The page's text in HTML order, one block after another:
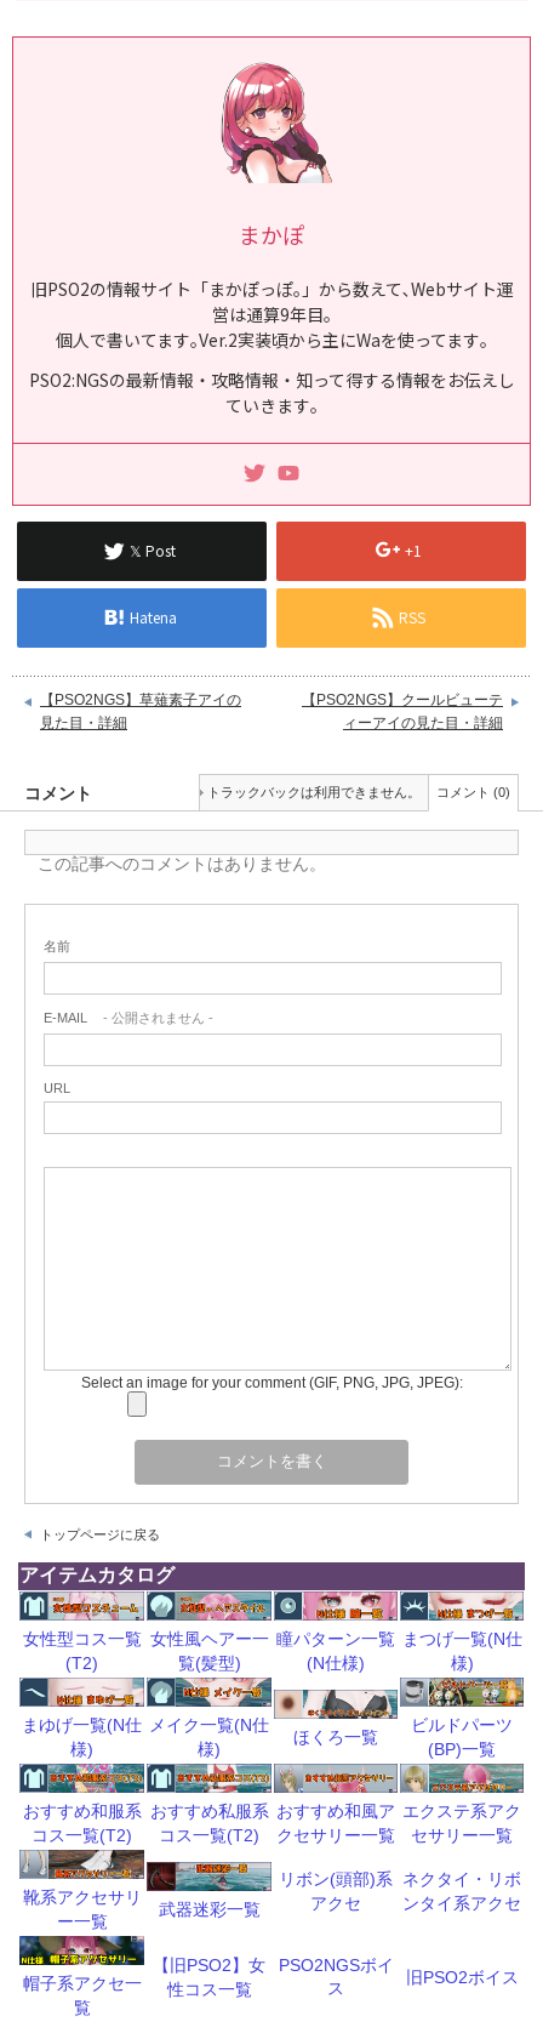
新版で､1月1日現在､全124種類実装｡顔の中では瞳が変わる最重要パーツなの
まかぽ
旧PSO2の情報サイト「まかぽっぽ｡」から数えて､Webサイト運
営は通算9年目｡
個人で書いてます｡Ver.2実装頃から主にWaを使ってます｡
PSO2:NGSの最新情報・攻略情報・知って得する情報をお伝えし
ていきます｡
𝕏 Post +1
Hatena RSS
【PSO2NGS】草薙素子アイの
見た目・詳細
【PSO2NGS】クールビューテ
ィーアイの見た目・詳細
コメント トラックバックは利用できません。 コメント (0)
この記事へのコメントはありません。
名前
E-MAIL - 公開されません -
URL
Select an image for your comment (GIF, PNG, JPG, JPEG):
トップページに戻る
アイテムカタログ
女性型コス一覧
(T2)
女性風ヘアー一
覧(髪型)
瞳パターン一覧
(N仕様)
まつげ一覧(N仕
様)
まゆげ一覧(N仕
様)
メイク一覧(N仕
様)
ほくろ一覧
ビルドパーツ
(BP)一覧
おすすめ和服系
コス一覧(T2)
おすすめ私服系
コス一覧(T2)
おすすめ和風ア
クセサリー一覧
エクステ系アク
セサリー一覧
靴系アクセサリ
ー一覧
武器迷彩一覧
リボン(頭部)系
アクセ
ネクタイ・リボ
ンタイ系アクセ
帽子系アクセ一
覧
【旧PSO2】女
性コス一覧
PSO2NGSボイ
ス
旧PSO2ボイス